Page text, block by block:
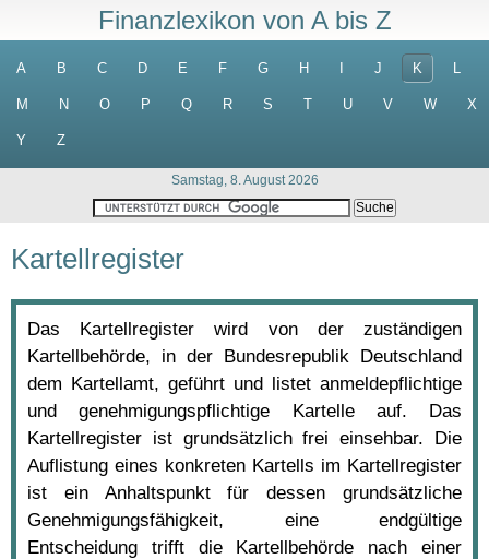
Finanzlexikon von A bis Z
A B C D E F G H J K L
M N O P Q R S T U V W X
Y Z
Samstag, 8. August 2026
Kartellregister
Das Kartellregister wird von der zuständigen
Kartellbehörde, in der Bundesrepublik Deutschland
dem Kartellamt, geführt und listet anmeldepflichtige
und genehmigungspflichtige Kartelle auf. Das
Kartellregister ist grundsätzlich frei einsehbar. Die
Auflistung eines konkreten Kartells im Kartellregister
ist ein Anhaltspunkt für dessen grundsätzliche
Genehmigungsfähigkeit, eine endgültige
Entscheidung trifft die Kartellbehörde nach einer